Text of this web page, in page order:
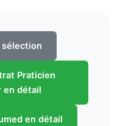
sélection
Praticien
en détail
en détail